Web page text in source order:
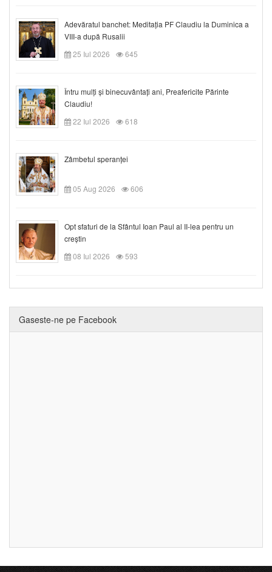
Adevăratul banchet: Meditația PF Claudiu la Duminica a
VIII-a după Rusalii
25 Iul 2026
645
Întru mulți și binecuvântați ani, Preafericite Părinte
Claudiu!
22 Iul 2026
618
Zâmbetul speranței
05 Aug 2026 606
Opt sfaturi de la Sfântul Ioan Paul al II-lea pentru un
creștin
08 Iul 2026
593
Gaseste-ne pe Facebook